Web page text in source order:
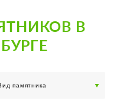
до 19:00
В